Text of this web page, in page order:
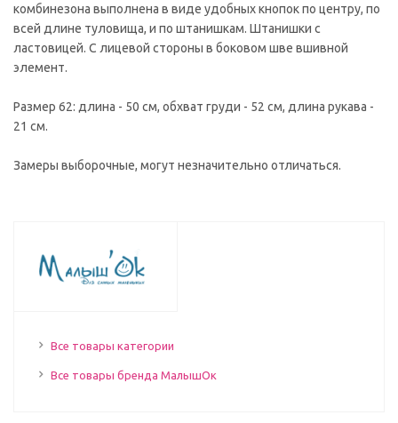
комбинезона выполнена в виде удобных кнопок по центру, по
всей длине туловища, и по штанишкам. Штанишки с
ластовицей. С лицевой стороны в боковом шве вшивной
элемент.
Размер 62: длина - 50 см, обхват груди - 52 см, длина рукава -
21 см.
Замеры выборочные, могут незначительно отличаться.
Все товары категории
Все товары бренда МалышОк